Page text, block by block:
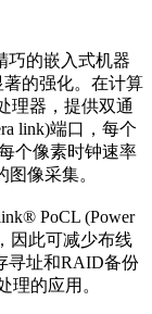
巧的嵌入式机器
的强化。在计算
理器，提供双通
link)端口，每个
个像素时钟速率
像采集。
ink® PoCL (Power
因此可减少布线
寻址和RAID备份
理的应用。